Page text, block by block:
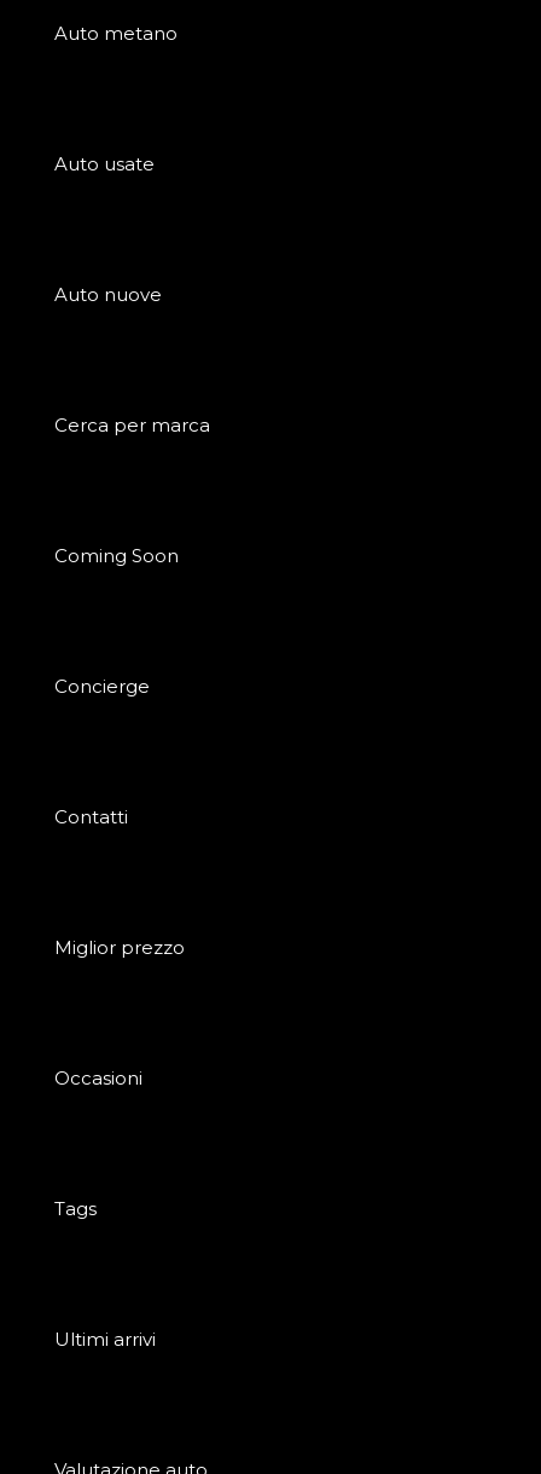
Auto metano
Auto usate
Auto nuove
Cerca per marca
Coming Soon
Concierge
Contatti
Miglior prezzo
Occasioni
Tags
Ultimi arrivi